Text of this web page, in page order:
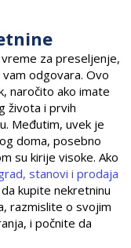
za preseljenje,
odgovara. Ovo
naročito ako imate
života i prvih
Međutim, uvek je
doma, posebno
su kirije visoke. Ako
stanovi i prodaja
kupite nekretninu
razmislite o svojim
i počnite da